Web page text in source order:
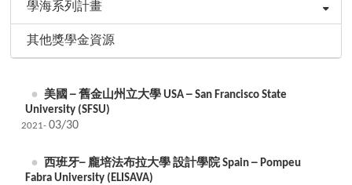
學海系列計畫
其他獎學金資源
美國 ─ 舊金山州立大學 USA ─ San Francisco State
University (SFSU)
2021- 03/30
西班牙─ 龐培法布拉大學 設計學院 Spain ─ Pompeu
Fabra University (ELISAVA)